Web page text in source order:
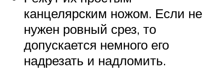
канцелярским ножом. Если не
нужен ровный срез, то
допускается немного его
надрезать и надломить.